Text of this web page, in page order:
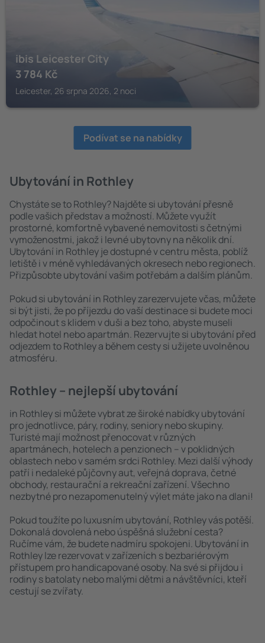
ibis Leicester City
3 784 Kč
Leicester, 26 srpna 2026, 2 noci
Podívat se na nabídky
Ubytování in Rothley
Chystáte se to Rothley? Najděte si ubytování přesně
podle vašich představ a možností. Můžete využít
prostorné, komfortně vybavené nemovitosti s četnými
vymoženostmi, jakož i levné ubytovny na několik dní.
Ubytování in Rothley je dostupné v centru města, poblíž
letiště i v méně vyhledávaných okresech nebo regionech.
Přizpůsobte ubytování vašim potřebám a dalším plánům.
Pokud si ubytování in Rothley zarezervujete včas, můžete
si být jisti, že po příjezdu do vaší destinace si budete moci
odpočinout s klidem v duši a bez toho, abyste museli
hledat hotel nebo apartmán. Rezervujte si ubytování před
odjezdem to Rothley a během cesty si užijete uvolněnou
atmosféru.
Rothley – nejlepší ubytování
in Rothley si můžete vybrat ze široké nabídky ubytování
pro jednotlivce, páry, rodiny, seniory nebo skupiny.
Turisté mají možnost přenocovat v různých
apartmánech, hotelech a penzionech – v poklidných
oblastech nebo v samém srdci Rothley. Mezi další výhody
patří i nedaleké půjčovny aut, veřejná doprava, četné
obchody, restaurační a rekreační zařízení. Všechno
nezbytné pro nezapomenutelný výlet máte jako na dlani!
Pokud toužíte po luxusním ubytování, Rothley vás potěší.
Dokonalá dovolená nebo úspěšná služební cesta?
Ručíme vám, že budete nadmíru spokojeni. Ubytování in
Rothley lze rezervovat v zařízeních s bezbariérovým
přístupem pro handicapované osoby. Na své si přijdou i
rodiny s batolaty nebo malými dětmi a návštěvníci, kteří
cestují se zvířaty.